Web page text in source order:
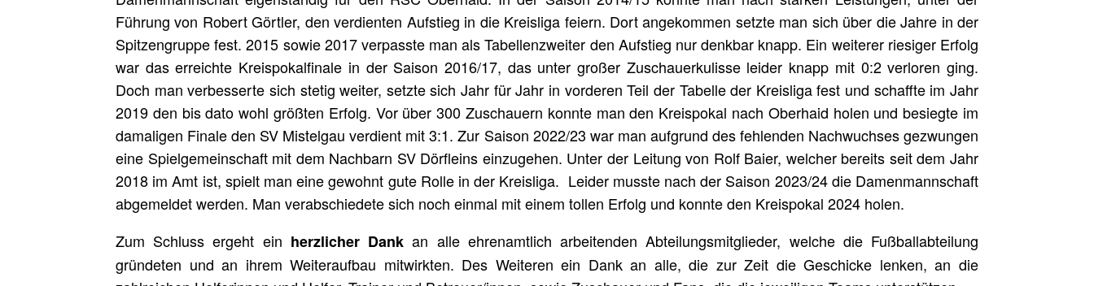
Führung von Robert Görtler, den verdienten Aufstieg in die Kreisliga feiern. Dort angekommen setzte man sich über die Jahre in der
Spitzengruppe fest. 2015 sowie 2017 verpasste man als Tabellenzweiter den Aufstieg nur denkbar knapp. Ein weiterer riesiger Erfolg
war das erreichte Kreispokalfinale in der Saison 2016/17, das unter großer Zuschauerkulisse leider knapp mit 0:2 verloren ging.
Doch man verbesserte sich stetig weiter, setzte sich Jahr für Jahr in vorderen Teil der Tabelle der Kreisliga fest und schaffte im Jahr
2019 den bis dato wohl größten Erfolg. Vor über 300 Zuschauern konnte man den Kreispokal nach Oberhaid holen und besiegte im
damaligen Finale den SV Mistelgau verdient mit 3:1. Zur Saison 2022/23 war man aufgrund des fehlenden Nachwuchses gezwungen
eine Spielgemeinschaft mit dem Nachbarn SV Dörfleins einzugehen. Unter der Leitung von Rolf Baier, welcher bereits seit dem Jahr
2018 im Amt ist, spielt man eine gewohnt gute Rolle in der Kreisliga. Leider musste nach der Saison 2023/24 die Damenmannschaft
abgemeldet werden. Man verabschiedete sich noch einmal mit einem tollen Erfolg und konnte den Kreispokal 2024 holen.
Zum Schluss ergeht ein herzlicher Dank an alle ehrenamtlich arbeitenden Abteilungsmitglieder, welche die Fußballabteilung
gründeten und an ihrem Weiteraufbau mitwirkten. Des Weiteren ein Dank an alle, die zur Zeit die Geschicke lenken, an die